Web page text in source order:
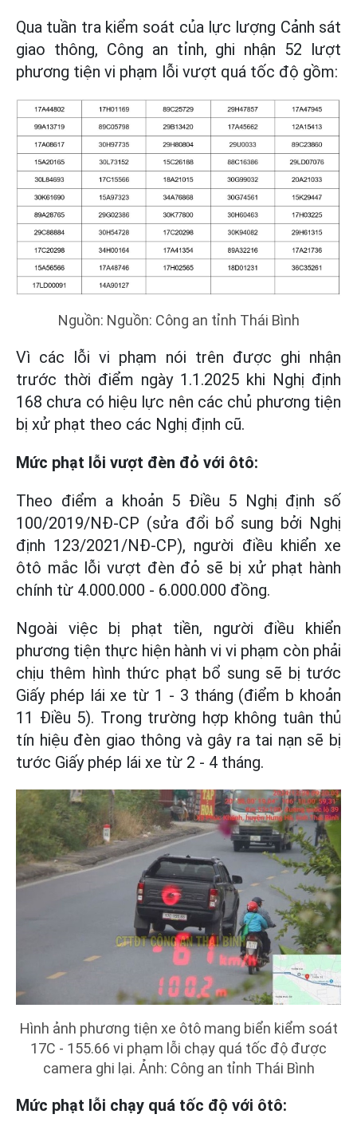
Qua tuần tra kiểm soát của lực lượng Cảnh sát
giao thông, Công an tỉnh, ghi nhận 52 lượt
phương tiện vi phạm lỗi vượt quá tốc độ gồm:
Nguồn: Nguồn: Công an tỉnh Thái Bình
Vì các lỗi vi phạm nói trên được ghi nhận
trước thời điểm ngày 1.1.2025 khi Nghị định
168 chưa có hiệu lực nên các chủ phương tiện
bị xử phạt theo các Nghị định cũ.
Mức phạt lỗi vượt đèn đỏ với ôtô:
Theo điểm a khoản 5 Điều 5 Nghị định số
100/2019/NĐ-CP (sửa đổi bổ sung bởi Nghị
định 123/2021/NĐ-CP), người điều khiển xe
ôtô mắc lỗi vượt đèn đỏ sẽ bị xử phạt hành
chính từ 4.000.000 - 6.000.000 đồng.
Ngoài việc bị phạt tiền, người điều khiển
phương tiện thực hiện hành vi vi phạm còn phải
chịu thêm hình thức phạt bổ sung sẽ bị tước
Giấy phép lái xe từ 1 - 3 tháng (điểm b khoản
11 Điều 5). Trong trường hợp không tuân thủ
tín hiệu đèn giao thông và gây ra tai nạn sẽ bị
tước Giấy phép lái xe từ 2 - 4 tháng.
Hình ảnh phương tiện xe ôtô mang biển kiểm soát
17C - 155.66 vi phạm lỗi chạy quá tốc độ được
camera ghi lại. Ảnh: Công an tỉnh Thái Bình
Mức phạt lỗi chạy quá tốc độ với ôtô: